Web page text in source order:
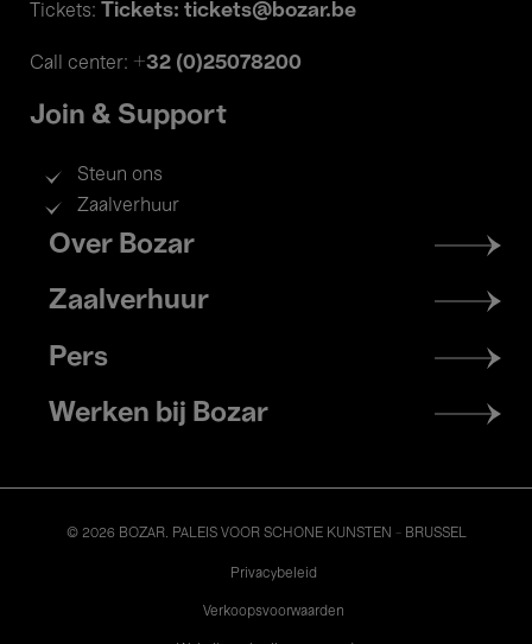
Tickets: Tickets: tickets@bozar.be
Call center: +32 (0)25078200
Join & Support
Steun ons
Zaalverhuur
Footer
menu
Over Bozar
Zaalverhuur
Pers
Werken bij Bozar
© 2026 BOZAR. PALEIS VOOR SCHONE KUNSTEN - BRUSSEL
Privacybeleid
Verkoopsvoorwaarden